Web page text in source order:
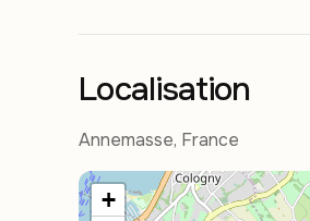
Localisation
Annemasse, France
+